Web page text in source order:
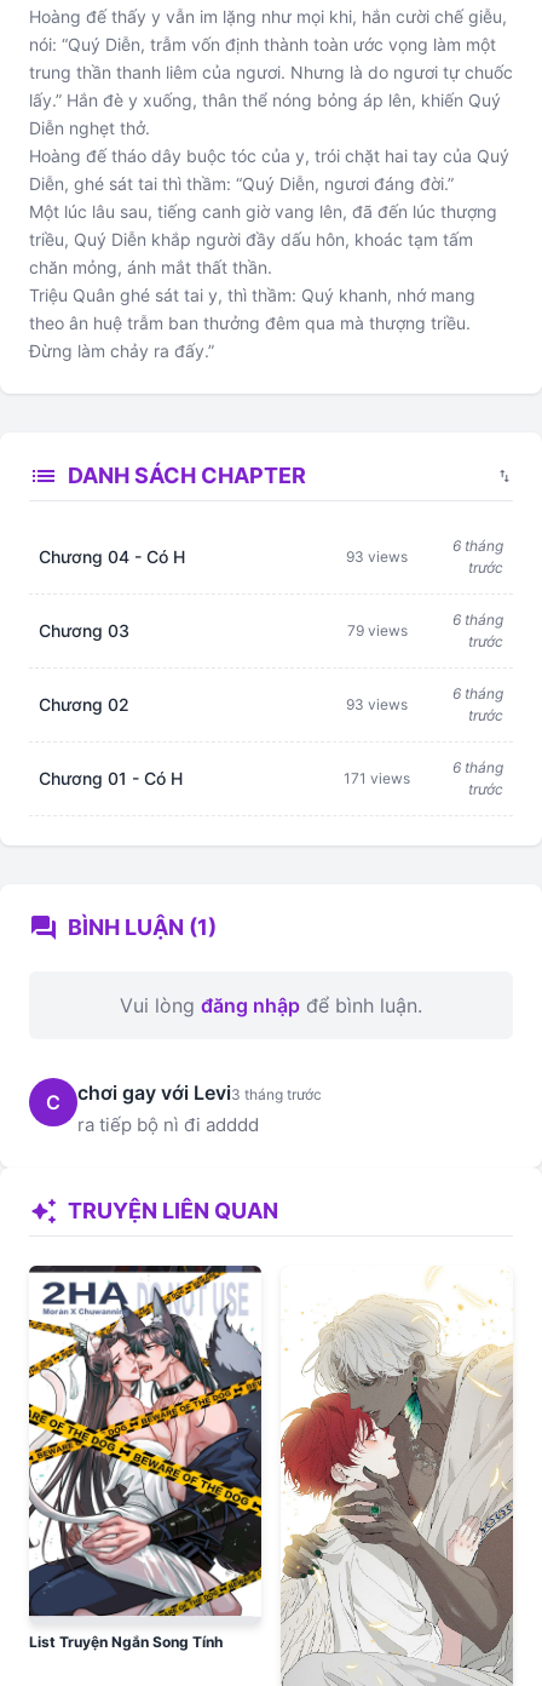
Hoàng đế thấy y vẫn im lặng như mọi khi, hắn cười chế giễu,
nói: “Quý Diễn, trẫm vốn định thành toàn ước vọng làm một
trung thần thanh liêm của ngươi. Nhưng là do ngươi tự chuốc
lấy.” Hắn đè y xuống, thân thể nóng bỏng áp lên, khiến Quý
Diễn nghẹt thở.
Hoàng đế tháo dây buộc tóc của y, trói chặt hai tay của Quý
Diễn, ghé sát tai thì thầm: “Quý Diễn, ngươi đáng đời.”
Một lúc lâu sau, tiếng canh giờ vang lên, đã đến lúc thượng
triều, Quý Diễn khắp người đầy dấu hôn, khoác tạm tấm
chăn mỏng, ánh mắt thất thần.
Triệu Quân ghé sát tai y, thì thầm: Quý khanh, nhớ mang
theo ân huệ trẫm ban thưởng đêm qua mà thượng triều.
Đừng làm chảy ra đấy.”
list DANH SÁCH CHAPTER swap_vert
Chương 04 - Có H 93 views
6 tháng
trước
Chương 03 79 views
6 tháng
trước
Chương 02 93 views
6 tháng
trước
Chương 01 - Có H 171 views
6 tháng
trước
forum BÌNH LUẬN (1)
Vui lòng đăng nhập để bình luận.
C chơi gay với Levi3 tháng trước
ra tiếp bộ nì đi adddd
auto_awesome TRUYỆN LIÊN QUAN
List Truyện Ngắn Song Tính